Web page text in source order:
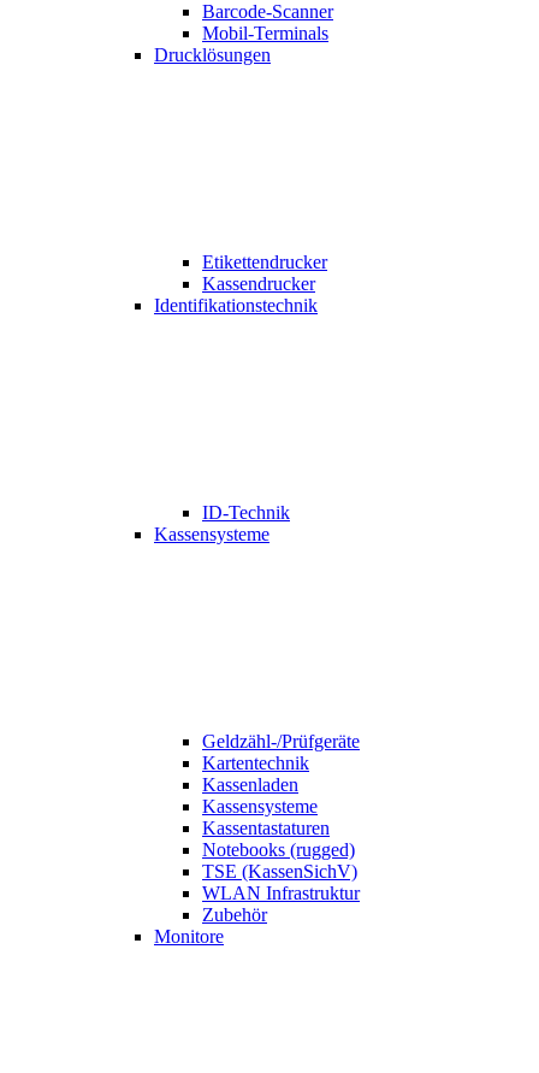
Barcode-Scanner
Mobil-Terminals
Drucklösungen
Etikettendrucker
Kassendrucker
Identifikationstechnik
ID-Technik
Kassensysteme
Geldzähl-/Prüfgeräte
Kartentechnik
Kassenladen
Kassensysteme
Kassentastaturen
Notebooks (rugged)
TSE (KassenSichV)
WLAN Infrastruktur
Zubehör
Monitore